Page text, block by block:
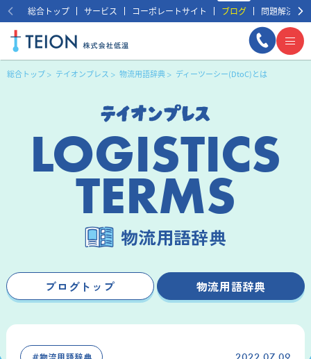
総合トップ サービス コーポレートサイト ブログ 問題解決事例
総合トップ テイオンプレス 物流用語辞典 ディーツーシー(DtoC)とは
LOGISTICS
TERMS
物流用語辞典
ブログトップ 物流用語辞典
＃物流用語辞典